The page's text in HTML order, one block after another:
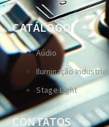
CATÁLOGO
Aúdio
Iluminação Industrial
Stage Light
CONTATOS